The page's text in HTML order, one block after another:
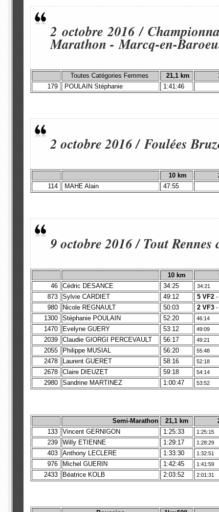
2 octobre 2016 /
Marathon - Marcq-en-
Toutes Catégories Femmes 21,1 km
179
POULAIN Stéphanie 1:41:46
2 octobre 2016 / Foulées
10 km
114
MAHE Alain 47:55
9 octobre 2016 / Tout
10 km
46
Cédric DESANCE 34:25 34:21
873 Sylvie CARDIET 49:12 5 VF2
980
Nicole REGNAULT 50:03 2 VF3
1300
Stéphanie POULAIN 52:20 46:14
1470 Evelyne GUERY 53:12 49:09
2039 Claudie GIORGI PERCEVAULT 56:17 49:21
2055 Philippe MUSIAL 56:20 55:48
2478 Laurent GUERET 58:16 52:18
2678 Claire DIEUZET 59:18 54:14
2980 Sandrine MARTINEZ 1:00:47 53:52
Semi-Marathon 21,1 km
133
Vincent GERNIGON 1:25:33 1:25:15
239 Willy ETIENNE 1:29:17 1:28:29
403 Anthony LECLERE 1:33:30 1:32:51
976 Michel GUERIN 1:42:45 1:41:59
2433 Béatrice KOLB 2:03:52 2:01:31